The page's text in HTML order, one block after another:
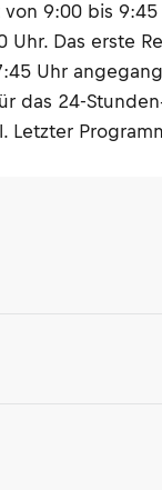
9:00 bis
Das erste
Uhr
das 24-
Letzter